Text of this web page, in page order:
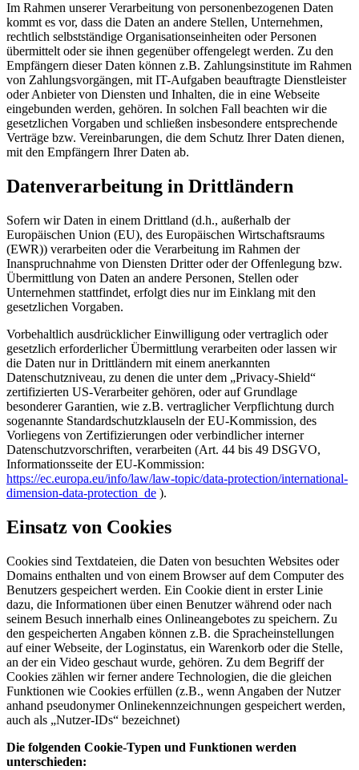
Im Rahmen unserer Verarbeitung von personenbezogenen Daten
kommt es vor, dass die Daten an andere Stellen, Unternehmen,
rechtlich selbstständige Organisationseinheiten oder Personen
übermittelt oder sie ihnen gegenüber offengelegt werden. Zu den
Empfängern dieser Daten können z.B. Zahlungsinstitute im Rahmen
von Zahlungsvorgängen, mit IT-Aufgaben beauftragte Dienstleister
oder Anbieter von Diensten und Inhalten, die in eine Webseite
eingebunden werden, gehören. In solchen Fall beachten wir die
gesetzlichen Vorgaben und schließen insbesondere entsprechende
Verträge bzw. Vereinbarungen, die dem Schutz Ihrer Daten dienen,
mit den Empfängern Ihrer Daten ab.
Datenverarbeitung in Drittländern
Sofern wir Daten in einem Drittland (d.h., außerhalb der
Europäischen Union (EU), des Europäischen Wirtschaftsraums
(EWR)) verarbeiten oder die Verarbeitung im Rahmen der
Inanspruchnahme von Diensten Dritter oder der Offenlegung bzw.
Übermittlung von Daten an andere Personen, Stellen oder
Unternehmen stattfindet, erfolgt dies nur im Einklang mit den
gesetzlichen Vorgaben.
Vorbehaltlich ausdrücklicher Einwilligung oder vertraglich oder
gesetzlich erforderlicher Übermittlung verarbeiten oder lassen wir
die Daten nur in Drittländern mit einem anerkannten
Datenschutzniveau, zu denen die unter dem „Privacy-Shield“
zertifizierten US-Verarbeiter gehören, oder auf Grundlage
besonderer Garantien, wie z.B. vertraglicher Verpflichtung durch
sogenannte Standardschutzklauseln der EU-Kommission, des
Vorliegens von Zertifizierungen oder verbindlicher interner
Datenschutzvorschriften, verarbeiten (Art. 44 bis 49 DSGVO,
Informationsseite der EU-Kommission:
https://ec.europa.eu/info/law/law-topic/data-protection/international-
dimension-data-protection_de ).
Einsatz von Cookies
Cookies sind Textdateien, die Daten von besuchten Websites oder
Domains enthalten und von einem Browser auf dem Computer des
Benutzers gespeichert werden. Ein Cookie dient in erster Linie
dazu, die Informationen über einen Benutzer während oder nach
seinem Besuch innerhalb eines Onlineangebotes zu speichern. Zu
den gespeicherten Angaben können z.B. die Spracheinstellungen
auf einer Webseite, der Loginstatus, ein Warenkorb oder die Stelle,
an der ein Video geschaut wurde, gehören. Zu dem Begriff der
Cookies zählen wir ferner andere Technologien, die die gleichen
Funktionen wie Cookies erfüllen (z.B., wenn Angaben der Nutzer
anhand pseudonymer Onlinekennzeichnungen gespeichert werden,
auch als „Nutzer-IDs“ bezeichnet)
Die folgenden Cookie-Typen und Funktionen werden
unterschieden: